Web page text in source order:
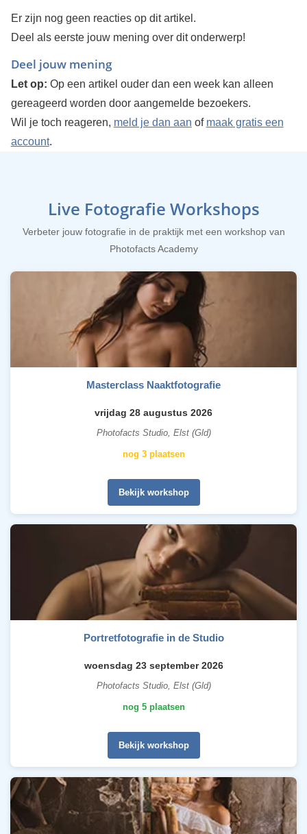
Er zijn nog geen reacties op dit artikel.
Deel als eerste jouw mening over dit onderwerp!
Deel jouw mening
Let op: Op een artikel ouder dan een week kan alleen
gereageerd worden door aangemelde bezoekers.
Wil je toch reageren, meld je dan aan of maak gratis een
account.
Live Fotografie Workshops
Verbeter jouw fotografie in de praktijk met een workshop van
Photofacts Academy
Masterclass Naaktfotografie
vrijdag 28 augustus 2026
Photofacts Studio, Elst (Gld)
nog 3 plaatsen
Bekijk workshop
Portretfotografie in de Studio
woensdag 23 september 2026
Photofacts Studio, Elst (Gld)
nog 5 plaatsen
Bekijk workshop